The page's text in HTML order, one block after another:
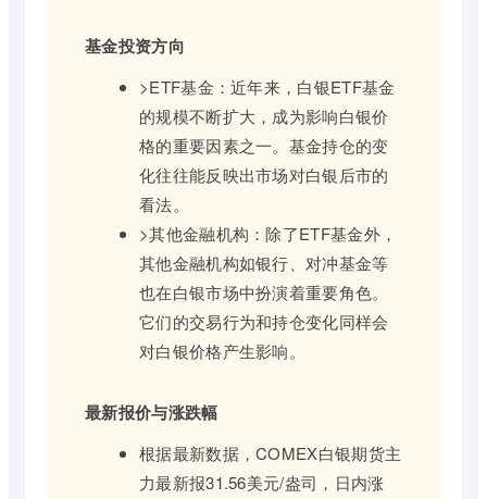
基金投资方向
>ETF基金：近年来，白银ETF基金
的规模不断扩大，成为影响白银价
格的重要因素之一。基金持仓的变
化往往能反映出市场对白银后市的
看法。
>其他金融机构：除了ETF基金外，
其他金融机构如银行、对冲基金等
也在白银市场中扮演着重要角色。
它们的交易行为和持仓变化同样会
对白银价格产生影响。
最新报价与涨跌幅
根据最新数据，COMEX白银期货主
力最新报31.56美元/盎司，日内涨